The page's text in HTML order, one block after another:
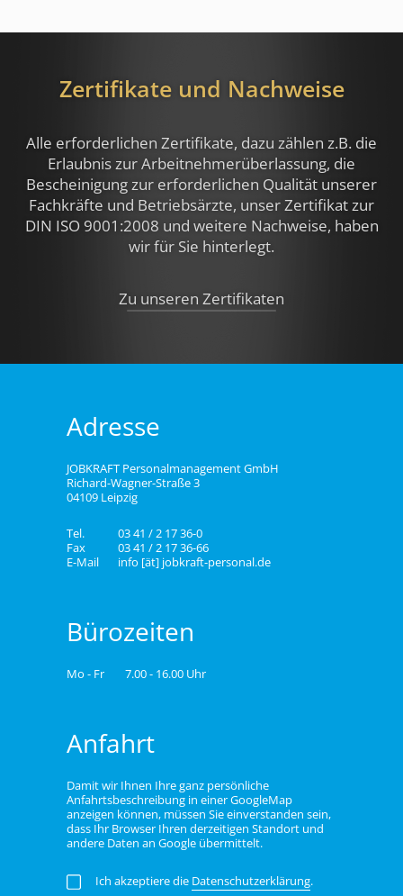
Zertifikate und Nachweise
Alle erforderlichen Zertifikate, dazu zählen z.B. die
Erlaubnis zur Arbeitnehmerüberlassung, die
Bescheinigung zur erforderlichen Qualität unserer
Fachkräfte und Betriebsärzte, unser Zertifikat zur
DIN ISO 9001:2008 und weitere Nachweise, haben
wir für Sie hinterlegt.
Zu unseren Zertifikaten
Adresse
JOBKRAFT Personalmanagement GmbH
Richard-Wagner-Straße 3
04109 Leipzig
Tel.
03 41 / 2 17 36-0
Fax
03 41 / 2 17 36-66
E-Mail
info [ät] jobkraft-personal.de
Bürozeiten
Mo - Fr 7.00 - 16.00 Uhr
Anfahrt
Damit wir Ihnen Ihre ganz persönliche
Anfahrtsbeschreibung in einer GoogleMap
anzeigen können, müssen Sie einverstanden sein,
dass Ihr Browser Ihren derzeitigen Standort und
andere Daten an Google übermittelt.
Ich akzeptiere die Datenschutzerklärung.